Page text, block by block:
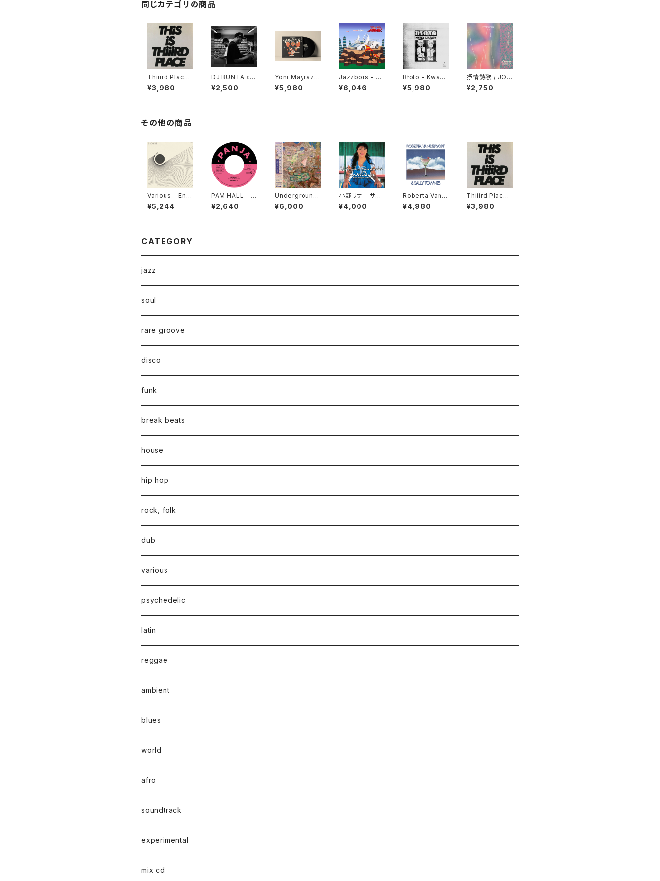
同じカテゴリの商品
Thiiird Place -
This is Thiiird
Place "LP"
¥3,980
DJ BUNTA x D
USTY HUSKY
- 47 CAMPiN
¥2,500
Yoni Mayraz -
Dybbuk Tse!
"LP"
¥5,980
Jazzbois - Sti
ll Blunted "LP"
¥6,046
Błoto - Kwasy
I Zasady "LP"
¥5,980
抒情詩歌 / JOJ
ŌSHĪKA "CD"
¥2,750
その他の商品
Various - Endl
ess (Universa
l Cosmic Sou
¥5,244
PAM HALL - H
UMANITY c/w
ARCHIBALD
¥2,640
Underground
Canopy - Unc
ut Gems "2xL
¥6,000
小野リサ - サウ
ダージ "LP"
¥4,000
Roberta Vand
ervort & Sally
Townes "LP"
¥4,980
Thiiird Place -
This is Thiiird
Place "LP"
¥3,980
CATEGORY
jazz
soul
rare groove
disco
funk
break beats
house
hip hop
rock, folk
dub
various
psychedelic
latin
reggae
ambient
blues
world
afro
soundtrack
experimental
mix cd